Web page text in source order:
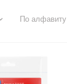
По алфавиту